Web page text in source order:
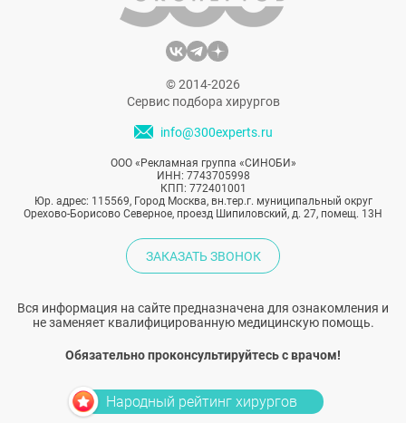
© 2014-2026
Сервис подбора хирургов
info@300experts.ru
ООО «Рекламная группа «СИНОБИ»
ИНН: 7743705998
КПП: 772401001
Юр. адрес: 115569, Город Москва, вн.тер.г. муниципальный округ
Орехово-Борисово Северное, проезд Шипиловский, д. 27, помещ. 13Н
ЗАКАЗАТЬ ЗВОНОК
Вся информация на сайте предназначена для ознакомления и
не заменяет квалифицированную медицинскую помощь.
Обязательно проконсультируйтесь с врачом!
Народный рейтинг хирургов